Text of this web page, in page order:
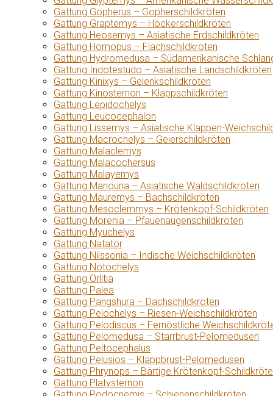
Gattung Gopherus – Gopherschildkröten
Gattung Graptemys – Höckerschildkröten
Gattung Heosemys – Asiatische Erdschildkröten
Gattung Homopus – Flachschildkröten
Gattung Hydromedusa – Südamerikanische
Gattung Indotestudo – Asiatische Landschildkröten
Gattung Kinixys – Gelenkschildkröten
Gattung Kinosternon – Klappschildkröten
Gattung Lepidochelys
Gattung Leucocephalon
Gattung Lissemys – Asiatische Klappen-
Gattung Macrochelys – Geierschildkröten
Gattung Malaclemys
Gattung Malacochersus
Gattung Malayemys
Gattung Manouria – Asiatische Waldschildkröten
Gattung Mauremys – Bachschildkröten
Gattung Mesoclemmys – Krötenkopf-Schildkröten
Gattung Morenia – Pfauenaugenschildkröten
Gattung Myuchelys
Gattung Natator
Gattung Nilssonia – Indische Weichschildkröten
Gattung Notochelys
Gattung Orlitia
Gattung Palea
Gattung Pangshura – Dachschildkröten
Gattung Pelochelys – Riesen-Weichschildkröten
Gattung Pelodiscus – Fernöstliche
Gattung Pelomedusa – Starrbrust-Pelomedusen
Gattung Peltocephalus
Gattung Pelusios – Klappbrust-Pelomedusen
Gattung Phrynops – Bärtige Krötenkopf-
Gattung Platysternon